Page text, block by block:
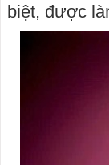
biệt, được